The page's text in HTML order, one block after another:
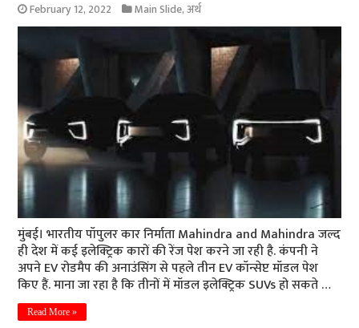
February 12, 2022 Main Slide,अर्थ
मुंबई। भारतीय पॉपुलर कार निर्माता Mahindra and Mahindra जल्द
ही देश में कई इलेक्ट्रिक कारों की रेंज पेश करने जा रही है. कंपनी ने
अपने EV रोडमैप की अनाउंसिंग से पहले तीन EV कॉन्सेप्ट मॉडल पेश
किए हैं. माना जा रहा है कि तीनों में मॉडल इलेक्ट्रिक SUVs हो सकते …
Read More »